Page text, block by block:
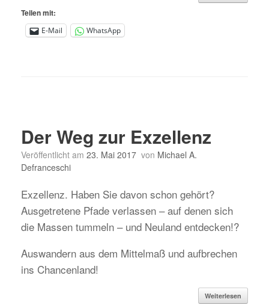
Teilen mit:
E-Mail WhatsApp
Der Weg zur Exzellenz
Veröffentlicht am 23. Mai 2017 von Michael A.
Defranceschi
Exzellenz. Haben Sie davon schon gehört?
Ausgetretene Pfade verlassen – auf denen sich
die Massen tummeln – und Neuland entdecken!?
Auswandern aus dem Mittelmaß und aufbrechen
ins Chancenland!
Weiterlesen